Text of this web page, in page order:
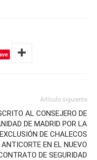
Artículo siguiente
AL CONSEJERO DE
DE MADRID POR LA
EXCLUSIÓN DE CHALECOS
ANTICORTE EN EL NUEVO
DE SEGURIDAD